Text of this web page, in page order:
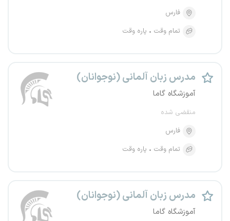
فارس
تمام وقت
پاره وقت
مدرس زبان آلمانی (نوجوانان)
آموزشگاه گاما
منقضی شده
فارس
تمام وقت
پاره وقت
مدرس زبان آلمانی (نوجوانان)
آموزشگاه گاما